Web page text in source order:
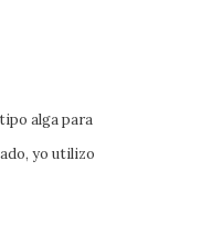
alga para
yo utilizo